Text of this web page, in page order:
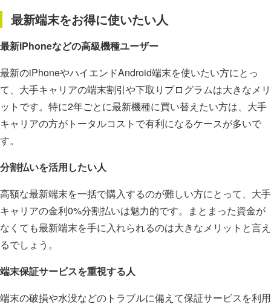
最新端末をお得に使いたい人
最新iPhoneなどの高級機種ユーザー
最新のiPhoneやハイエンドAndroid端末を使いたい方にとっ
て、大手キャリアの端末割引や下取りプログラムは大きなメリ
ットです。特に2年ごとに最新機種に買い替えたい方は、大手
キャリアの方がトータルコストで有利になるケースが多いで
す。
分割払いを活用したい人
高額な最新端末を一括で購入するのが難しい方にとって、大手
キャリアの金利0%分割払いは魅力的です。まとまった資金が
なくても最新端末を手に入れられるのは大きなメリットと言え
るでしょう。
端末保証サービスを重視する人
端末の破損や水没などのトラブルに備えて保証サービスを利用